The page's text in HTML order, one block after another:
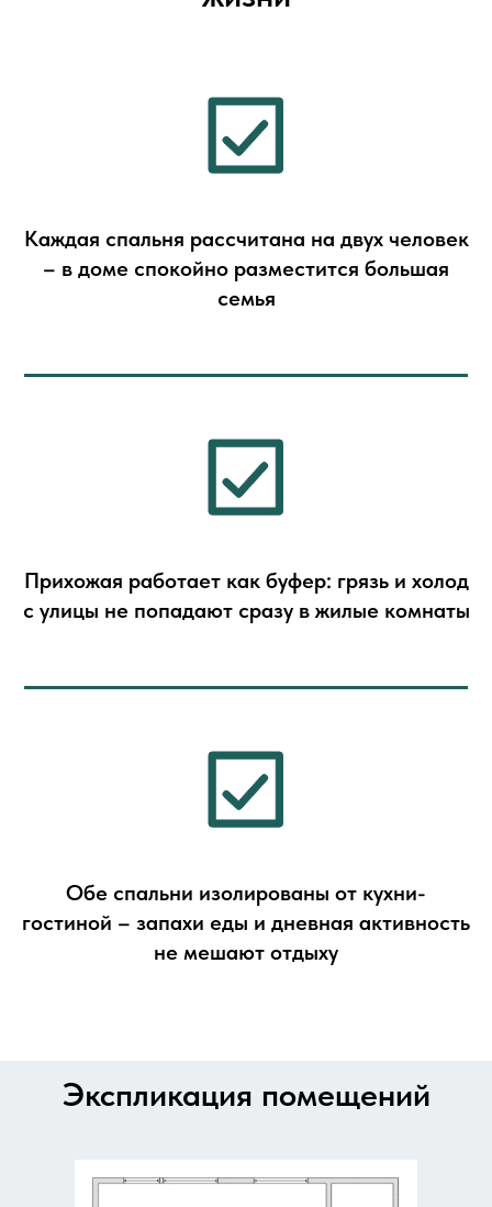
Каждая спальня рассчитана на двух человек
– в доме спокойно разместится большая
семья
Прихожая работает как буфер: грязь и холод
с улицы не попадают сразу в жилые комнаты
Обе спальни изолированы от кухни-
гостиной – запахи еды и дневная активность
не мешают отдыху
Экспликация помещений